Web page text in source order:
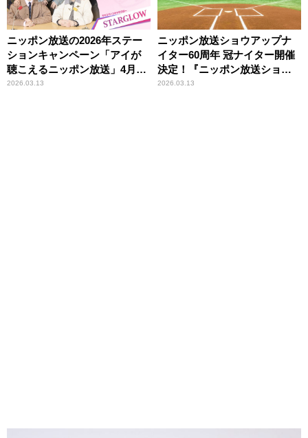
ニッポン放送の2026年ステー
ションキャンペーン「アイが
聴こえるニッポン放送」4月ス
タート！
2026.03.13
ニッポン放送ショウアップナ
イター60周年 冠ナイター開催
決定！『ニッポン放送ショウ
アップナイター 60周年記念ナ
2026.03.13